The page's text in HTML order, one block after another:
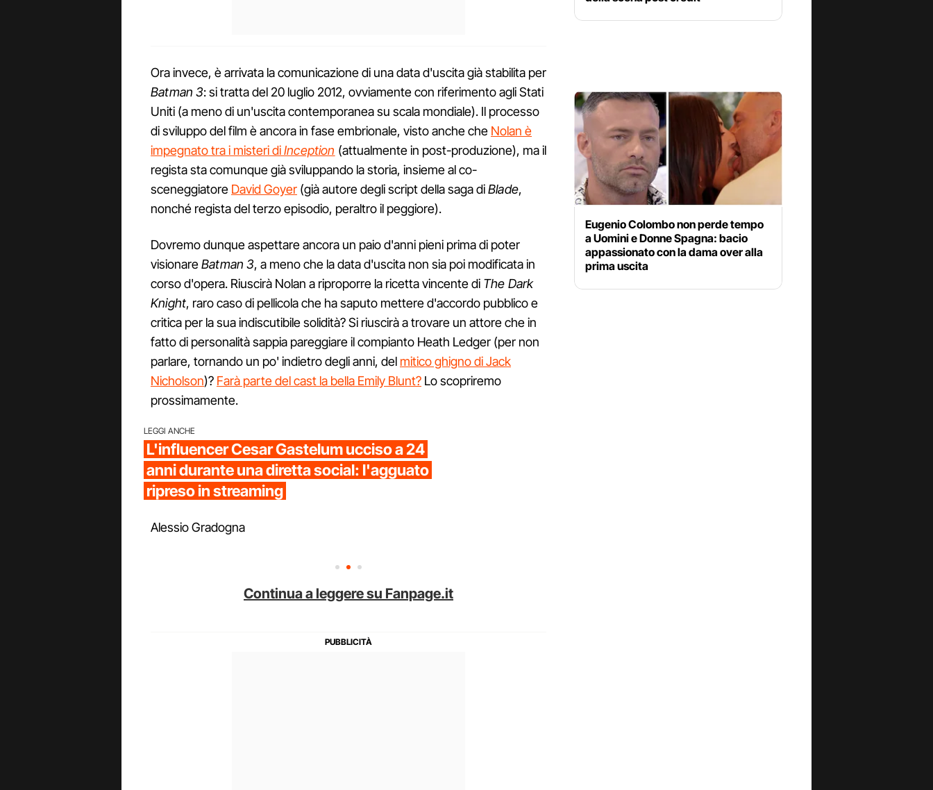
Ora invece, è arrivata la comunicazione di una data d'uscita già stabilita per
Batman 3: si tratta del 20 luglio 2012, ovviamente con riferimento agli Stati
Uniti (a meno di un'uscita contemporanea su scala mondiale). Il processo
di sviluppo del film è ancora in fase embrionale, visto anche che Nolan è
impegnato tra i misteri diInception (attualmente in post-produzione), ma il
regista sta comunque già sviluppando la storia, insieme al co-
sceneggiatore David Goyer (già autore degli script della saga diBlade,
nonché regista del terzo episodio, peraltro il peggiore).
Dovremo dunque aspettare ancora un paio d'anni pieni prima di poter
visionareBatman 3, a meno che la data d'uscita non sia poi modificata in
corso d'opera. Riuscirà Nolan a riproporre la ricetta vincente di The Dark
Knight, raro caso di pellicola che ha saputo mettere d'accordo pubblico e
critica per la sua indiscutibile solidità? Si riuscirà a trovare un attore che in
fatto di personalità sappia pareggiare il compianto Heath Ledger (per non
parlare, tornando un po' indietro degli anni, del mitico ghigno di Jack
Nicholson)? Farà parte del cast la bella Emily Blunt? Lo scopriremo
prossimamente.
LEGGI ANCHE
L'influencer Cesar Gastelum ucciso a 24
anni durante una diretta social: l'agguato
ripreso in streaming
Alessio Gradogna
Continua a leggere su Fanpage.it
Eugenio Colombo non perde tempo
a Uomini e Donne Spagna: bacio
appassionato con la dama over alla
prima uscita